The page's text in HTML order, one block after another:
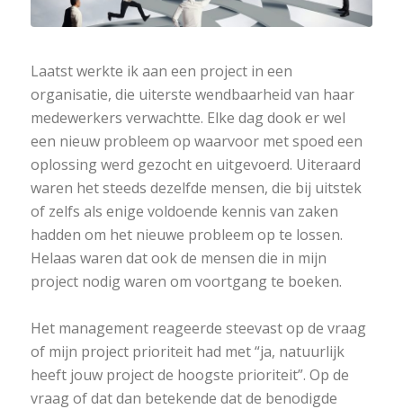
Laatst werkte ik aan een project in een
organisatie, die uiterste wendbaarheid van haar
medewerkers verwachtte. Elke dag dook er wel
een nieuw probleem op waarvoor met spoed een
oplossing werd gezocht en uitgevoerd. Uiteraard
waren het steeds dezelfde mensen, die bij uitstek
of zelfs als enige voldoende kennis van zaken
hadden om het nieuwe probleem op te lossen.
Helaas waren dat ook de mensen die in mijn
project nodig waren om voortgang te boeken.
Het management reageerde steevast op de vraag
of mijn project prioriteit had met “ja, natuurlijk
heeft jouw project de hoogste prioriteit”. Op de
vraag of dat dan betekende dat de benodigde